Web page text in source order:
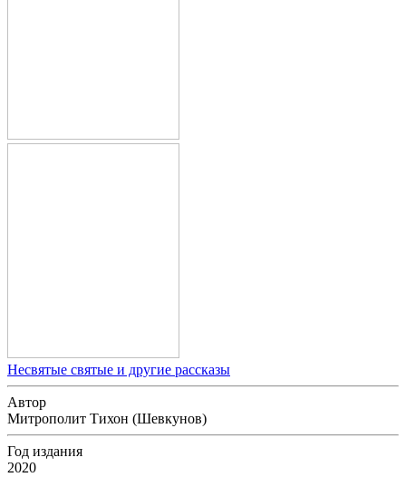
Несвятые святые и другие рассказы
Автор
Митрополит Тихон (Шевкунов)
Год издания
2020